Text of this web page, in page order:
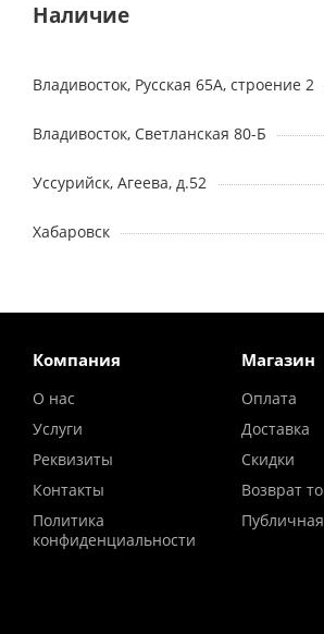
Наличие
Владивосток, Русская 65А, строение 2
Владивосток, Светланская 80-Б
Уссурийск, Агеева, д.52
Хабаровск
Компания
О нас
Услуги
Реквизиты
Контакты
Политика
конфиденциальности
Магазин
Оплата
Доставка
Скидки
Возврат